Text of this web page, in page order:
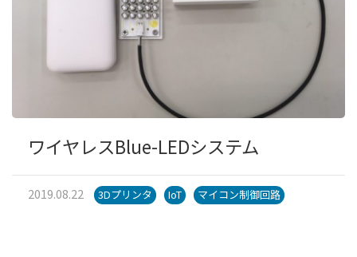
ワイヤレスBlue-LEDシステム
2019.08.22 3Dプリンタ IoT マイコン制御回路